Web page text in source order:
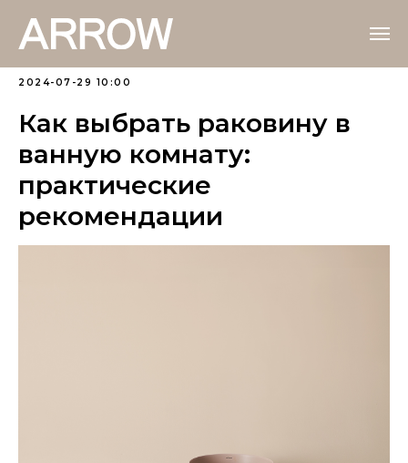
2024-07-29 10:00
Как выбрать раковину в
ванную комнату:
практические
рекомендации